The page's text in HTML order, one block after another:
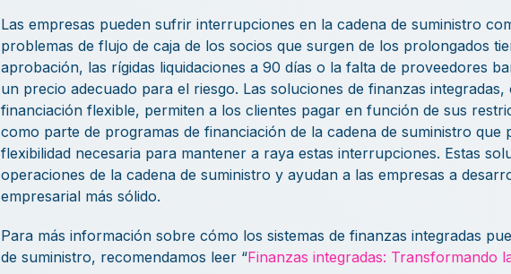
Las empresas pueden sufrir interrupciones en la cadena de suministro
problemas de flujo de caja de los socios que surgen de los prolongados
aprobación, las rígidas liquidaciones a 90 días o la falta de proveedores
un precio adecuado para el riesgo. Las soluciones de finanzas
financiación flexible, permiten a los clientes pagar en función de sus
como parte de programas de financiación de la cadena de suministro que
flexibilidad necesaria para mantener a raya estas interrupciones. Estas
operaciones de la cadena de suministro y ayudan a las empresas a
empresarial más sólido.
Para más información sobre cómo los sistemas de finanzas integradas
de suministro, recomendamos leer “Finanzas integradas: Transformando